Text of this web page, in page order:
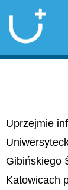
Uprzejmie
Gibińskiego
Katowicach